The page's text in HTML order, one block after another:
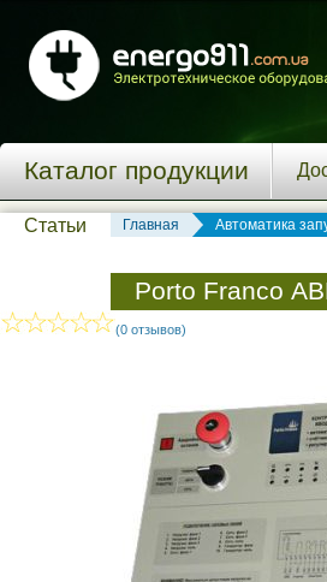
Каталог продукции
Статьи Главная Автоматика
Porto Franco
(0 отзывов)